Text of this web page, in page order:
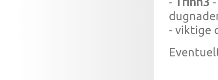
- viktige